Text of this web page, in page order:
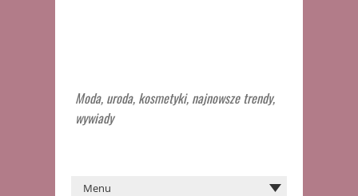
Moda, uroda, kosmetyki, najnowsze trendy,
wywiady